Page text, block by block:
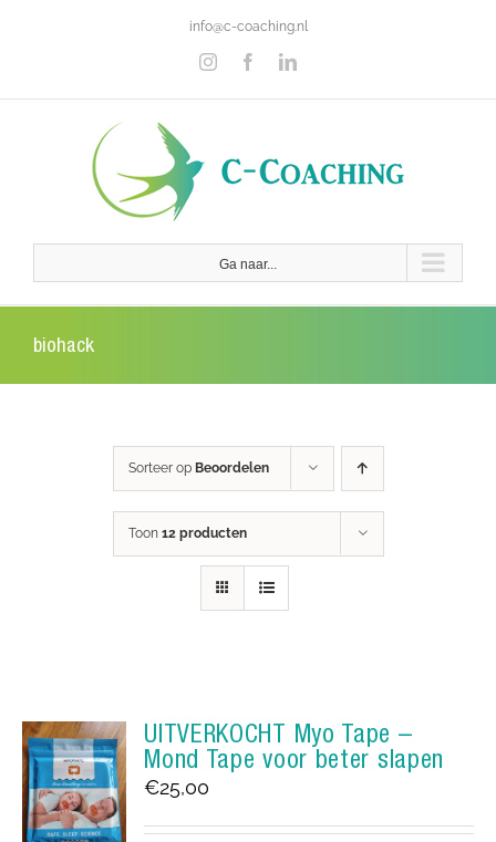
info@c-coaching.nl
InstagramFacebookLinkedIn
Ga naar...
biohack
Sorteer op Beoordelen
Toon 12 producten
UITVERKOCHT Myo Tape –
Mond Tape voor beter slapen
€25,00